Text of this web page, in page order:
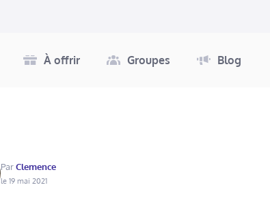
À offrir Groupes Blog
ParClemence
le 19 mai 2021